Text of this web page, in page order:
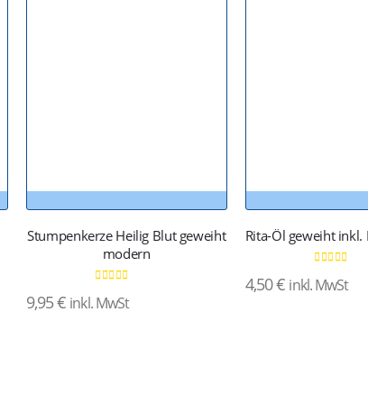
Stumpenkerze Heilig Blut geweiht
modern
9,95€ inkl. MwSt
Rita-Öl geweiht inkl.
4,50€ inkl. MwSt